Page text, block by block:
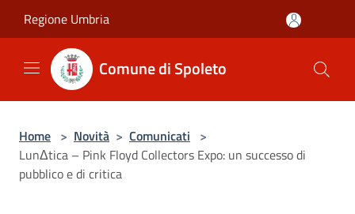
Regione Umbria
Comune di Spoleto
Home > Novità > Comunicati >
LunΔtica – Pink Floyd Collectors Expo: un successo di
pubblico e di critica